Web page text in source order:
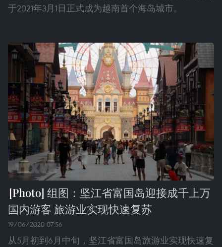
于2021年3月1日正式成为越南首个海岛城市。
组图：坚江省富国岛迎接成千上万
国内游客 旅游业实现快速复苏
19/06/2020 07:56
从5月初到6月中旬，坚江省富国岛旅游业实现快速复